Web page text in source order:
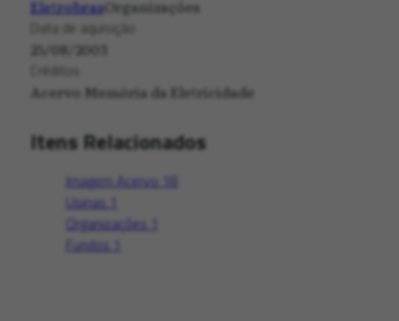
EletrobrasOrganizações
Data de aquisição
25/08/2003
Créditos
Acervo Memória da Eletricidade
Itens Relacionados
Imagem Acervo 18
Usinas
Organizações
Fundos